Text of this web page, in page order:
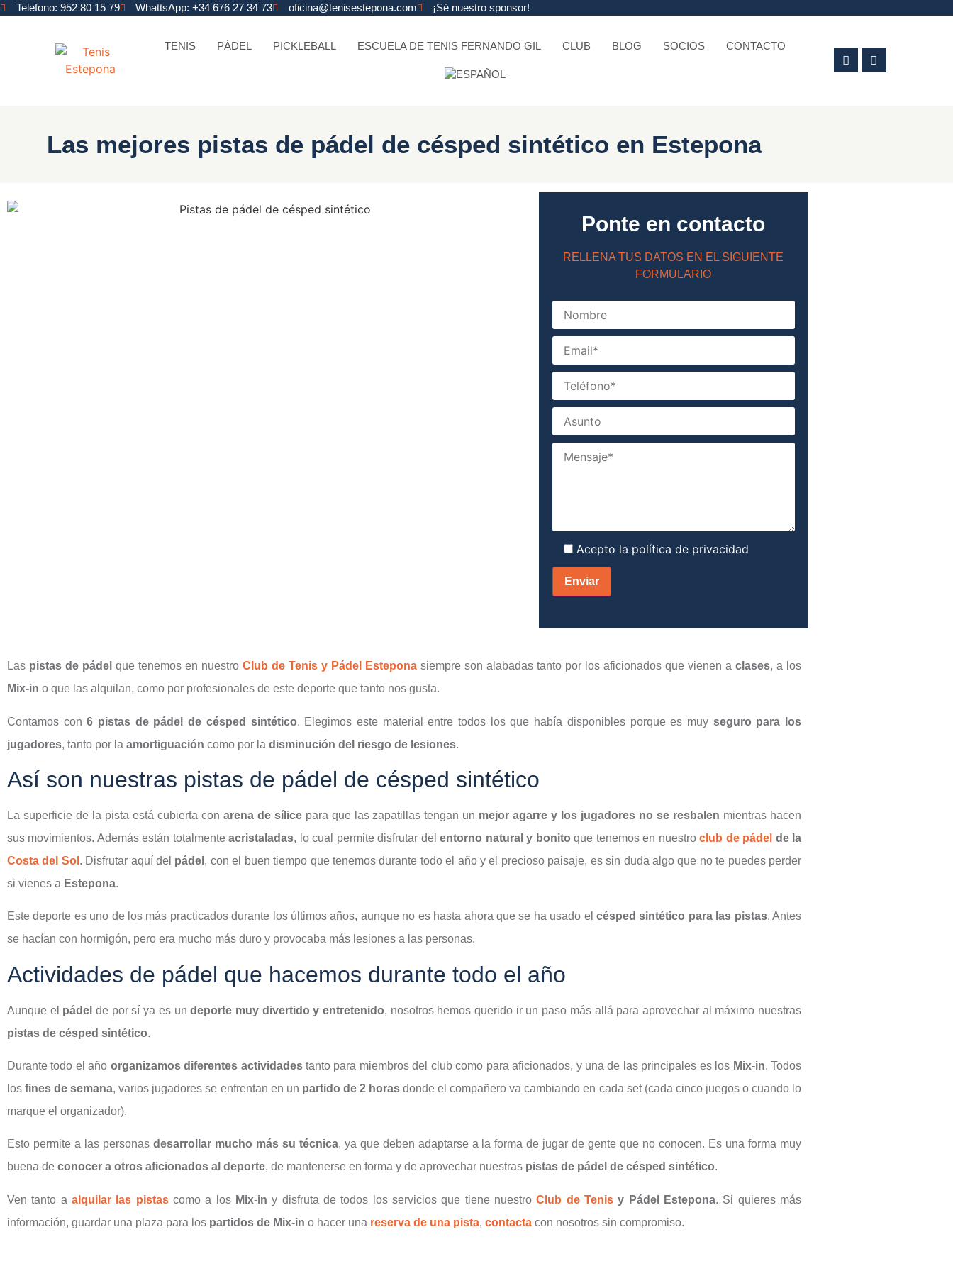
Telefono: 952 80 15 79 WhattsApp: +34 676 27 34 73 oficina@tenisestepona.com ¡Sé nuestro sponsor!
TENIS PÁDEL PICKLEBALL ESCUELA DE TENIS FERNANDO GIL CLUB BLOG SOCIOS CONTACTO
Las mejores pistas de pádel de césped sintético en Estepona
Ponte en contacto
RELLENA TUS DATOS EN EL SIGUIENTE
FORMULARIO
Acepto la política de privacidad
Las pistas de pádel que tenemos en nuestro Club de Tenis y Pádel Estepona siempre son alabadas tanto por los aficionados que vienen a clases, a los
Mix-in o que las alquilan, como por profesionales de este deporte que tanto nos gusta.
Contamos con6 pistas de pádel de césped sintético. Elegimos este material entre todos los que había disponibles porque es muy seguro para los
jugadores, tanto por la amortiguación como por la disminución del riesgo de lesiones.
Así son nuestras pistas de pádel de césped sintético
La superficie de la pista está cubierta con arena de sílicepara que las zapatillas tengan un mejor agarre y los jugadores no se resbalen mientras hacen
sus movimientos. Además están totalmenteacristaladas, lo cual permite disfrutar delentorno natural y bonito que tenemos en nuestroclub de pádel de la
Costa del Sol . Disfrutar aquí del pádel , con el buen tiempo que tenemos durante todo el año y el precioso paisaje, es sin duda algo que no te puedes perder
si vienes a Estepona.
Este deporte es uno de los más practicados durante los últimos años, aunque no es hasta ahora que se ha usado el césped sintético para las pistas. Antes
se hacían con hormigón, pero era mucho más duro y provocaba más lesiones a las personas.
Actividades de pádel que hacemos durante todo el año
Aunque el pádel de por sí ya es undeporte muy divertido y entretenido, nosotros hemos querido ir un paso más allá para aprovechar al máximo nuestras
pistas de césped sintético.
Durante todo el año organizamos diferentes actividadestanto para miembros del club como para aficionados, y una de las principales es los Mix-in. Todos
losfines de semana, varios jugadores se enfrentan en un partido de 2 horas donde el compañero va cambiando en cada set (cada cinco juegos o cuando lo
marque el organizador).
Esto permite a las personas desarrollar mucho más su técnica, ya que deben adaptarse a la forma de jugar de gente que no conocen. Es una forma muy
buena de conocer a otros aficionados al deporte, de mantenerse en forma y de aprovechar nuestras pistas de pádel de césped sintético.
Ven tanto a alquilar las pistascomo a los Mix-in y disfruta de todos los servicios que tiene nuestroClub de Tenis y Pádel Estepona. Si quieres más
información, guardar una plaza para los partidos de Mix-in o hacer una reserva de una pista, contacta con nosotros sin compromiso.